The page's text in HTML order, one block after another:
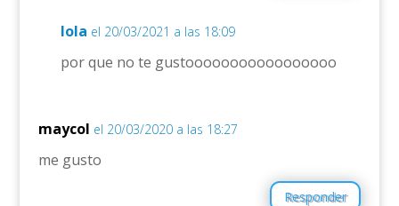
lola el 20/03/2021 a las 18:09
por que no te gustooooooooooooooooo
maycol el 20/03/2020 a las 18:27
me gusto
Responder